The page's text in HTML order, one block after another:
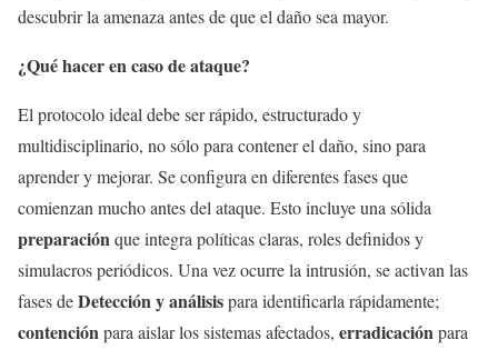
descubrir la amenaza antes de que el daño sea mayor.
¿Qué hacer en caso de ataque?
El protocolo ideal debe ser rápido, estructurado y
multidisciplinario, no sólo para contener el daño, sino para
aprender y mejorar. Se configura en diferentes fases que
comienzan mucho antes del ataque. Esto incluye una sólida
preparaciónque integra políticas claras, roles definidos y
simulacros periódicos. Una vez ocurre la intrusión, se activan las
fases deDetección y análisispara identificarla rápidamente;
contenciónpara aislar los sistemas afectados, erradicaciónpara